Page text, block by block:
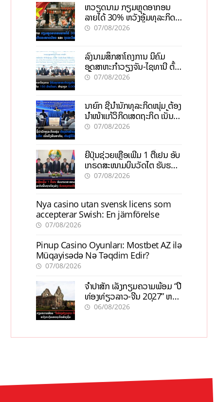
ຫວຽດນາມ ກຽມຫຼຸດອາກອນ
ລາຍໄດ້ 30% ຫວັງອູ້ມທຸລະກິດ
ຂະໜາດນ້ອຍ ແລະ ຈຸນລະ
07/08/2026
ລົງນາມສຶກສາໂຄງການ ນິຄົມ
ອຸດສາຫະກຳວຽງຈັນ-ໄຊທານີ ຕັ້ງ
ເປົ້າດຶງທຶນ 150 ລ້ານໂດລາ, ສ້າງ
07/08/2026
ນາຍົກ ຊີ້ນຳນັກທຸລະກິດໜຸ່ມ ຕ້ອງ
ນຳໜ້າແກ້ວິກິດເສດຖະກິດ ເນັ້ນດຶງ
ທຶນສາກົນ, ຫັນສູ່ດິຈິຕອນ
07/08/2026
ຍີ່ປຸ່ນຊ່ວຍເຫຼືອເພີ່ມ 1 ຕື້ເຢນ ອັບ
ເກຣດສະໜາມບິນວັດໄຕ ຮັບຮອງ
ການເຕີບໂຕ
07/08/2026
Nya casino utan svensk licens som
accepterar Swish: En jämförelse
07/08/2026
Pinup Casino Oyunları: Mostbet AZ ilə
Müqayisədə Nə Təqdim Edir?
07/08/2026
ຈຳປາສັກ ເລັ່ງກຽມຄວາມພ້ອມ “ປີ
ທ່ອງທ່ຽວລາວ-ຈີນ 2027” ຫວັງ
ກະຕຸ້ນເສດຖະກິດທ້ອງຖິ່ນ
06/08/2026